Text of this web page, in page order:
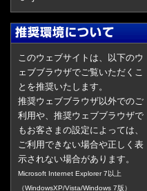
このウェブサイトは、以下のウ
ェブブラウザでご覧いただくこ
とを推奨いたします。
推奨ウェブブラウザ以外でのご
利用や、推奨ウェブブラウザで
もお客さまの設定によっては、
ご利用できない場合や正しく表
示されない場合があります。
Microsoft Internet Explorer 7以上
（WindowsXP/Vista/Windows 7版）